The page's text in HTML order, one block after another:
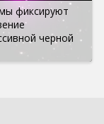
фиксируют
черной